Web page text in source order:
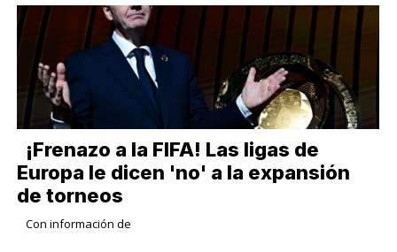
¡Frenazo a la FIFA! Las ligas de
Europa le dicen 'no' a la expansión
de torneos
Con información de